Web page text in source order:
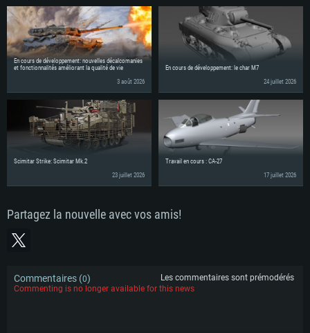
En cours de développement: nouvelles décalcomanies
et fonctionnalités améliorant la qualité de vie
3 août 2026
En cours de développement: le char M7
24 juillet 2026
Scimitar Strike: Scimitar Mk.2
23 juillet 2026
Travail en cours : CA-27
17 juillet 2026
Partagez la nouvelle avec vos amis!
Commentaires (0)
Les commentaires sont prémodérés
Commenting is no longer available for this news